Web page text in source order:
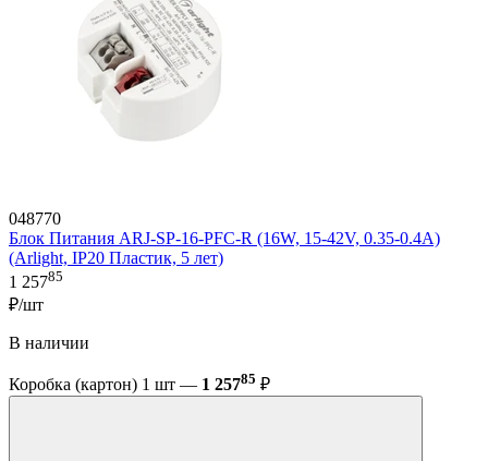
048770
Блок Питания ARJ-SP-16-PFC-R (16W, 15-42V, 0.35-0.4A)
(Arlight, IP20 Пластик, 5 лет)
1 25785
₽/шт
В наличии
Коробка (картон) 1 шт — 1 25785 ₽